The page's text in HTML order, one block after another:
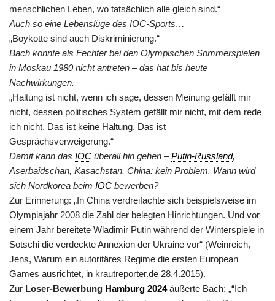
menschlichen Leben, wo tatsächlich alle gleich sind.“
Auch so eine Lebenslüge des IOC-Sports…
„Boykotte sind auch Diskriminierung.“
Bach konnte als Fechter bei den Olympischen Sommerspielen
in Moskau 1980 nicht antreten – das hat bis heute
Nachwirkungen.
„Haltung ist nicht, wenn ich sage, dessen Meinung gefällt mir
nicht, dessen politisches System gefällt mir nicht, mit dem rede
ich nicht. Das ist keine Haltung. Das ist
Gesprächsverweigerung.“
Damit kann das IOC überall hin gehen –Putin-Russland,
Aserbaidschan, Kasachstan, China: kein Problem. Wann wird
sich Nordkorea beim IOC bewerben?
Zur Erinnerung: „In China verdreifachte sich beispielsweise im
Olympiajahr 2008 die Zahl der belegten Hinrichtungen. Und vor
einem Jahr bereitete Wladimir Putin während der Winterspiele in
Sotschi die verdeckte Annexion der Ukraine vor“ (Weinreich,
Jens, Warum ein autoritäres Regime die ersten European
Games ausrichtet, in krautreporter.de 28.4.2015).
Zur Loser-Bewerbung Hamburg 2024äußerte Bach: „“Ich